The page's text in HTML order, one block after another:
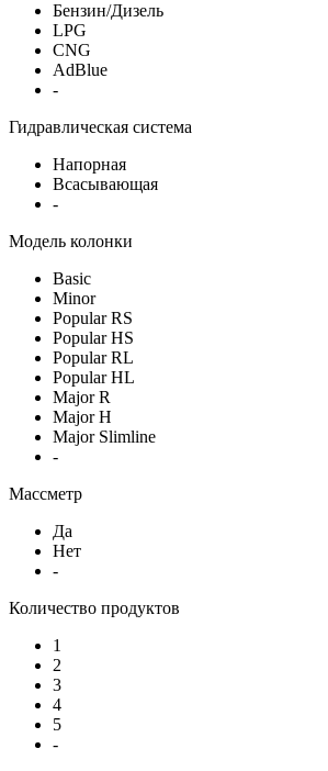
Бензин/Дизель
LPG
CNG
AdBlue
-
Гидравлическая система
Напорная
Всасывающая
-
Модель колонки
Basic
Minor
Popular RS
Popular HS
Popular RL
Popular HL
Major R
Major H
Major Slimline
-
Массметр
Да
Нет
-
Количество продуктов
1
2
3
4
5
-